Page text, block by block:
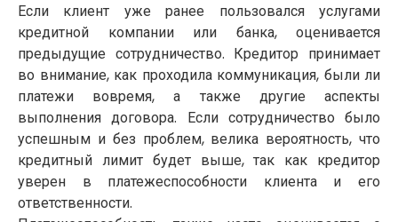
Если клиент уже ранее пользовался услугами
кредитной компании или банка, оценивается
предыдущие сотрудничество. Кредитор принимает
во внимание, как проходила коммуникация, были ли
платежи вовремя, а также другие аспекты
выполнения договора. Если сотрудничество было
успешным и без проблем, велика вероятность, что
кредитный лимит будет выше, так как кредитор
уверен в платежеспособности клиента и его
ответственности.